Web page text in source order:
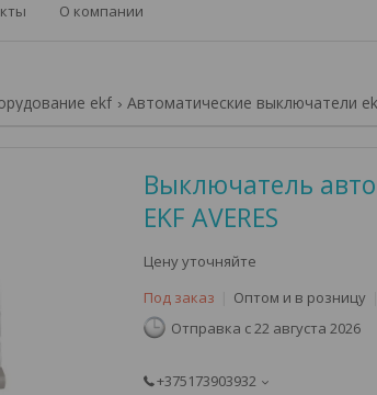
О компании
ekf Автоматические выключатели
Выключатель
EKF AVERES
Цену уточняйте
Под заказ
Оптом и в розницу
Отправка с 22 августа 2026
+375173903932